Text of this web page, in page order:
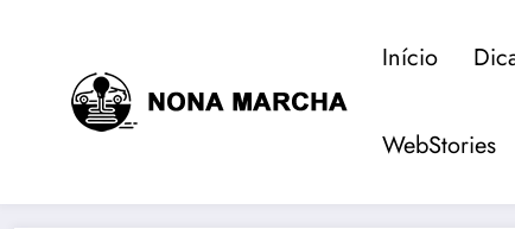
conteúdo
Início
WebStories